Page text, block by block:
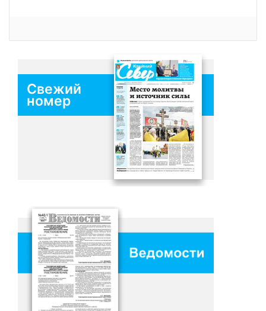
Свежий
номер